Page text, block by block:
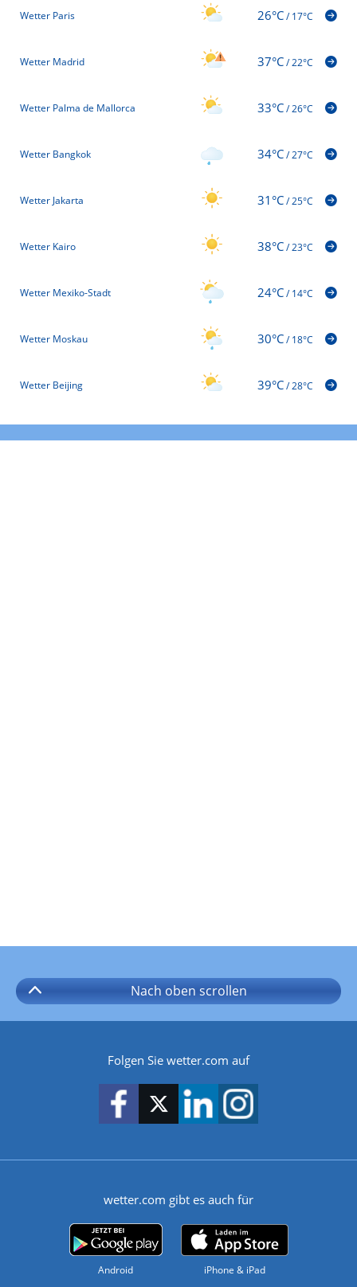
Wetter Paris 26°C/17°C
Wetter Madrid 37°C/22°C
Wetter Palma de Mallorca 33°C/26°C
Wetter Bangkok 34°C/27°C
Wetter Jakarta 31°C/25°C
Wetter Kairo 38°C/23°C
Wetter Mexiko-Stadt 24°C/14°C
Wetter Moskau 30°C/18°C
Wetter Beijing 39°C/28°C
Nach oben scrollen
Folgen Sie wetter.com auf
wetter.com gibt es auch für
Android iPhone & iPad